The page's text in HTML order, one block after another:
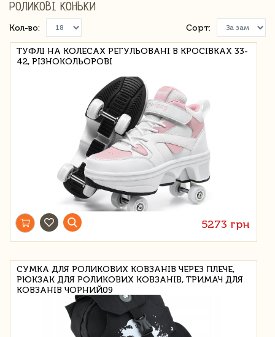
РОЛИКОВІ КОНЬКИ
Кол-во: Сорт:
ТУФЛІ НА КОЛЕСАХ РЕГУЛЬОВАНІ В КРОСІВКАХ 33-
42, РІЗНОКОЛЬОРОВІ
5273 грн
СУМКА ДЛЯ РОЛИКОВИХ КОВЗАНІВ ЧЕРЕЗ ПЛЕЧЕ,
РЮКЗАК ДЛЯ РОЛИКОВИХ КОВЗАНІВ, ТРИМАЧ ДЛЯ
КОВЗАНІВ ЧОРНИЙ09